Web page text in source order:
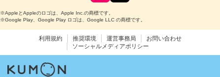
※AppleとAppleのロゴは、Apple Inc.の商標です。
※Google Play、Google Play ロゴは、Google LLC の商標です。
利用規約 推奨環境 運営事務局
お問い合わせ
ソーシャルメディアポリシー